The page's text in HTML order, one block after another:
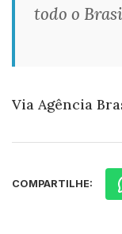
todo o
Via Agência
COMPARTILHE: